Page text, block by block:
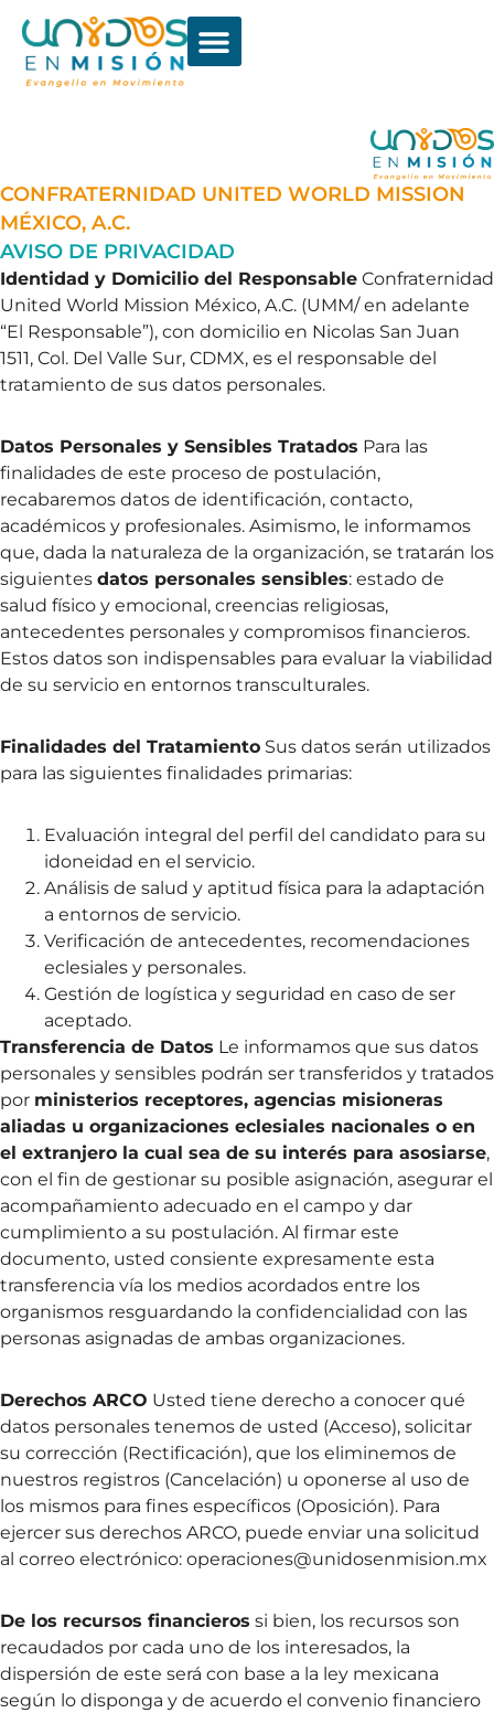
CONFRATERNIDAD UNITED WORLD MISSION
MÉXICO, A.C.
AVISO DE PRIVACIDAD
Identidad y Domicilio del Responsable Confraternidad
United World Mission México, A.C. (UMM/ en adelante
“El Responsable”), con domicilio en Nicolas San Juan
1511, Col. Del Valle Sur, CDMX, es el responsable del
tratamiento de sus datos personales.
Datos Personales y Sensibles Tratados Para las
finalidades de este proceso de postulación,
recabaremos datos de identificación, contacto,
académicos y profesionales. Asimismo, le informamos
que, dada la naturaleza de la organización, se tratarán los
siguientes datos personales sensibles: estado de
salud físico y emocional, creencias religiosas,
antecedentes personales y compromisos financieros.
Estos datos son indispensables para evaluar la viabilidad
de su servicio en entornos transculturales.
Finalidades del Tratamiento Sus datos serán utilizados
para las siguientes finalidades primarias:
Evaluación integral del perfil del candidato para su
idoneidad en el servicio.
Análisis de salud y aptitud física para la adaptación
a entornos de servicio.
Verificación de antecedentes, recomendaciones
eclesiales y personales.
Gestión de logística y seguridad en caso de ser
aceptado.
Transferencia de Datos Le informamos que sus datos
personales y sensibles podrán ser transferidos y tratados
por ministerios receptores, agencias misioneras
aliadas u organizaciones eclesiales nacionales o en
el extranjero la cual sea de su interés para asosiarse,
con el fin de gestionar su posible asignación, asegurar el
acompañamiento adecuado en el campo y dar
cumplimiento a su postulación. Al firmar este
documento, usted consiente expresamente esta
transferencia vía los medios acordados entre los
organismos resguardando la confidencialidad con las
personas asignadas de ambas organizaciones.
Derechos ARCO Usted tiene derecho a conocer qué
datos personales tenemos de usted (Acceso), solicitar
su corrección (Rectificación), que los eliminemos de
nuestros registros (Cancelación) u oponerse al uso de
los mismos para fines específicos (Oposición). Para
ejercer sus derechos ARCO, puede enviar una solicitud
al correo electrónico: operaciones@unidosenmision.mx
De los recursos financieros si bien, los recursos son
recaudados por cada uno de los interesados, la
dispersión de este será con base a la ley mexicana
según lo disponga y de acuerdo el convenio financiero